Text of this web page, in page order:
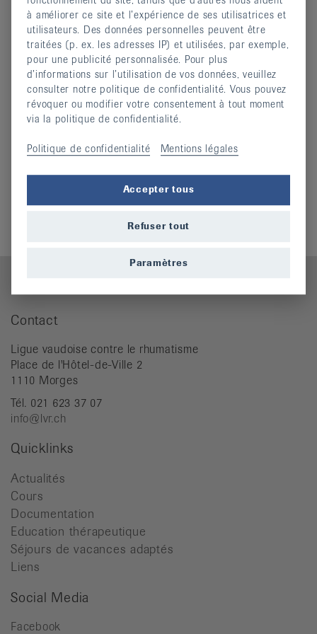
Rapport de revision 2023 et comptes(pdf, 1,381
MO)
Rapport annuel 2023(pdf, 5,29 MO)
Rapport de revision 2022 et comptes(pdf, 613,416
KO)
Rapport annuel 2022(pdf, 6,219 MO)
Rapport annuel 2021(pdf, 5,65 MO)
Rapport annuel 2020
Rapport Annuel 2019(pdf, 1,002 MO)
Rapport annuel 2018(pdf, 575,118 KO)
Rapport annuel 2017(pdf, 1,446 MO)
Contact
Ligue vaudoise contre le rhumatisme
Place de l'Hôtel-de-Ville 2
1110 Morges
Tél. 021 623 37 07
info@lvr.ch
Quicklinks
Actualités
Cours
Documentation
Education thérapeutique
Séjours de vacances adaptés
Liens
Social Media
Facebook
à améliorer ce site et l’expérience de ses utilisatrices et
utilisateurs. Des données personnelles peuvent être
traitées (p. ex. les adresses IP) et utilisées, par exemple,
pour une publicité personnalisée. Pour plus
d’informations sur l’utilisation de vos données, veuillez
consulter notre politique de confidentialité. Vous pouvez
révoquer ou modifier votre consentement à tout moment
via la politique de confidentialité.
Politique de confidentialité Mentions légales
Accepter tous
Refuser tout
Paramètres